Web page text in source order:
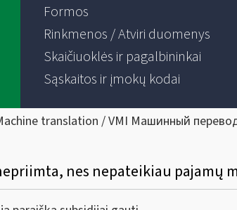
Formos
Rinkmenos / Atviri duomenys
Skaičiuoklės ir pagalbininkai
Sąskaitos ir įmokų kodai
translation / VMI Машинный